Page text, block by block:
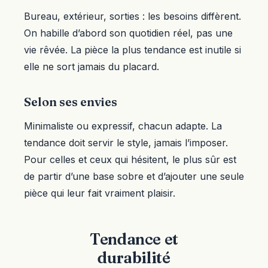
Bureau, extérieur, sorties : les besoins diffèrent.
On habille d’abord son quotidien réel, pas une
vie rêvée. La pièce la plus tendance est inutile si
elle ne sort jamais du placard.
Selon ses envies
Minimaliste ou expressif, chacun adapte. La
tendance doit servir le style, jamais l’imposer.
Pour celles et ceux qui hésitent, le plus sûr est
de partir d’une base sobre et d’ajouter une seule
pièce qui leur fait vraiment plaisir.
Tendance et
durabilité